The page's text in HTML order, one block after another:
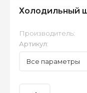
Холодильный
Производитель:
Артикул:
Все параметры